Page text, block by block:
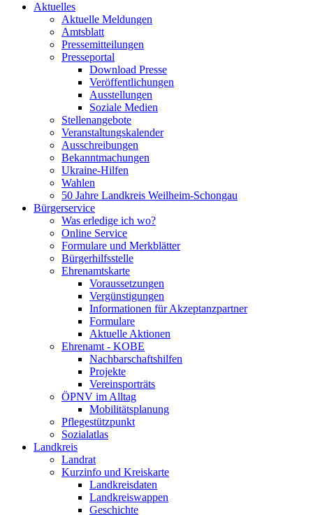
Aktuelles
Aktuelle Meldungen
Amtsblatt
Pressemitteilungen
Presseportal
Download Presse
Veröffentlichungen
Ausstellungen
Soziale Medien
Stellenangebote
Veranstaltungskalender
Ausschreibungen
Bekanntmachungen
Ukraine-Hilfen
Wahlen
50 Jahre Landkreis Weilheim-Schongau
Bürgerservice
Was erledige ich wo?
Online Service
Formulare und Merkblätter
Bürgerhilfsstelle
Ehrenamtskarte
Voraussetzungen
Vergünstigungen
Informationen für Akzeptanzpartner
Formulare
Aktuelle Aktionen
Ehrenamt - KOBE
Nachbarschaftshilfen
Projekte
Vereinsporträts
ÖPNV im Alltag
Mobilitätsplanung
Pflegestützpunkt
Sozialatlas
Landkreis
Landrat
Kurzinfo und Kreiskarte
Landkreisdaten
Landkreiswappen
Geschichte